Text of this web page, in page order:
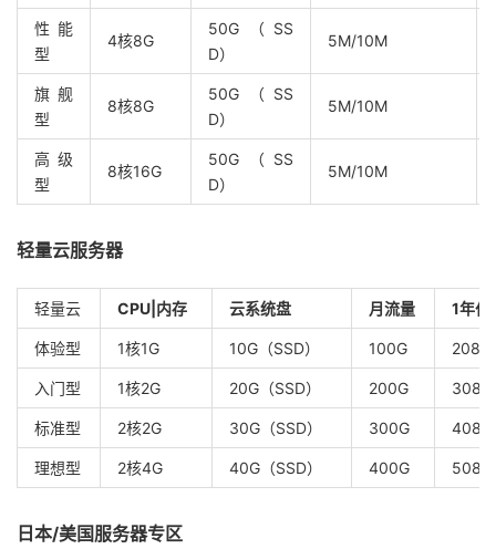
性能
型
4核8G
50G（SS
D）
5M/10M
旗舰
型
8核8G
50G（SS
D）
5M/10M
高级
型
8核16G
50G（SS
D）
5M/10M
轻量云服务器
轻量云 CPU| 内存 云系统盘 月流量 1年付
体验型 1核1G 10G（SSD） 100G 208元
入门型 1核2G 20G（SSD） 200G 308元
标准型 2核2G 30G（SSD） 300G 408元
理想型 2核4G 40G（SSD） 400G 508元
日本/美国服务器专区